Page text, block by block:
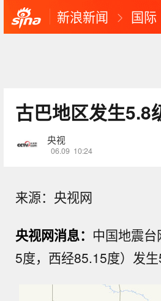
新浪新闻 国际
古巴地区发生5.8
央视
06.09 10:24
来源：央视网
央视网消息： 中国地震
5度，西经85.15度）发